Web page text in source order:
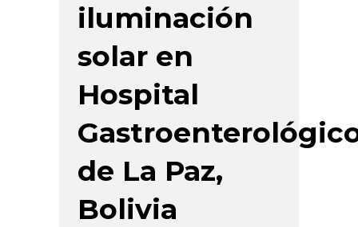
iluminación
solar en
Hospital
de La Paz,
Bolivia